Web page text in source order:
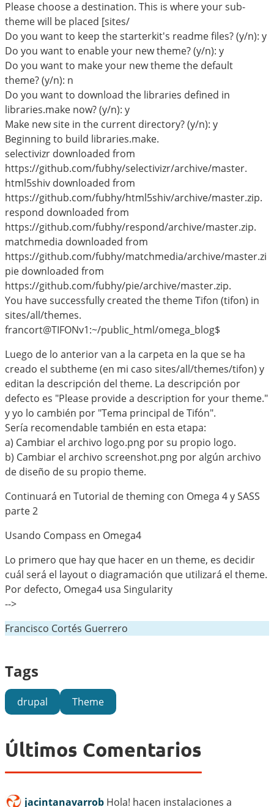
Please choose a destination. This is where your sub-
theme will be placed [sites/
Do you want to keep the starterkit's readme files? (y/n): y
Do you want to enable your new theme? (y/n): y
Do you want to make your new theme the default
theme? (y/n): n
Do you want to download the libraries defined in
libraries.make now? (y/n): y
Make new site in the current directory? (y/n): y
Beginning to build libraries.make.
selectivizr downloaded from
https://github.com/fubhy/selectivizr/archive/master.
html5shiv downloaded from
https://github.com/fubhy/html5shiv/archive/master.zip.
respond downloaded from
https://github.com/fubhy/respond/archive/master.zip.
matchmedia downloaded from
https://github.com/fubhy/matchmedia/archive/master.zi
pie downloaded from
https://github.com/fubhy/pie/archive/master.zip.
You have successfully created the theme Tifon (tifon) in
sites/all/themes.
francort@TIFONv1:~/public_html/omega_blog$
Luego de lo anterior van a la carpeta en la que se ha
creado el subtheme (en mi caso sites/all/themes/tifon) y
editan la descripción del theme. La descripción por
defecto es "Please provide a description for your theme."
y yo lo cambién por "Tema principal de Tifón".
Sería recomendable también en esta etapa:
a) Cambiar el archivo logo.png por su propio logo.
b) Cambiar el archivo screenshot.png por algún archivo
de diseño de su propio theme.
Continuará en Tutorial de theming con Omega 4 y SASS
parte 2
Usando Compass en Omega4
Lo primero que hay que hacer en un theme, es decidir
cuál será el layout o diagramación que utilizará el theme.
Por defecto, Omega4 usa Singularity
-->
Francisco Cortés Guerrero
Tags
drupal Theme
Últimos Comentarios
jacintanavarrob Hola! hacen instalaciones a